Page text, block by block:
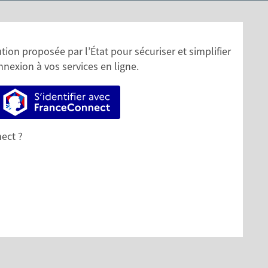
proposée par l’État pour sécuriser et simplifier
à vos services en ligne.
S’identifier avec FranceConnect
?